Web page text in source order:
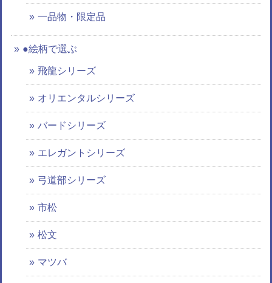
一品物・限定品
●絵柄で選ぶ
飛龍シリーズ
オリエンタルシリーズ
バードシリーズ
エレガントシリーズ
弓道部シリーズ
市松
松文
マツバ